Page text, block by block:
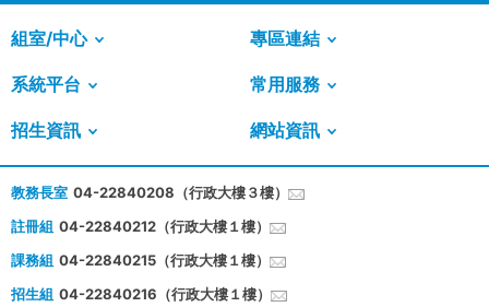
組室/中心 專區連結
系統平台 常用服務
招生資訊 網站資訊
教務長室 04-22840208（行政大樓３樓）
註冊組 04-22840212（行政大樓１樓）
課務組 04-22840215（行政大樓１樓）
招生組 04-22840216（行政大樓１樓）